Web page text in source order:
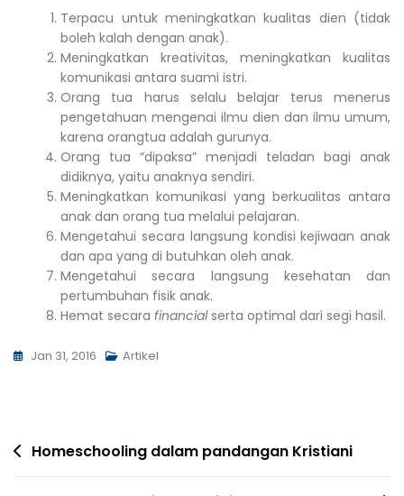
Terpacu untuk meningkatkan kualitas dien (tidak
boleh kalah dengan anak).
Meningkatkan kreativitas, meningkatkan kualitas
komunikasi antara suami istri.
Orang tua harus selalu belajar terus menerus
pengetahuan mengenai ilmu dien dan ilmu umum,
karena orangtua adalah gurunya.
Orang tua “dipaksa” menjadi teladan bagi anak
didiknya, yaitu anaknya sendiri.
Meningkatkan komunikasi yang berkualitas antara
anak dan orang tua melalui pelajaran.
Mengetahui secara langsung kondisi kejiwaan anak
dan apa yang di butuhkan oleh anak.
Mengetahui secara langsung kesehatan dan
pertumbuhan fisik anak.
Hemat secarafinancialserta optimal dari segi hasil.
Jan 31, 2016 Artikel
Homeschooling dalam pandangan Kristiani